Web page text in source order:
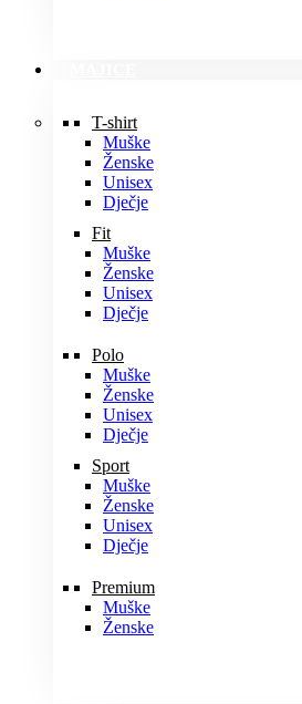
T-shirt
Muške
Ženske
Unisex
Dječje
Fit
Muške
Ženske
Unisex
Dječje
Polo
Muške
Ženske
Unisex
Dječje
Sport
Muške
Ženske
Unisex
Dječje
Premium
Muške
Ženske